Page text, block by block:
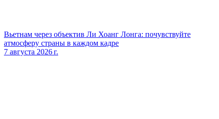
Вьетнам через объектив Ли Хоанг Лонга: почувствуйте
атмосферу страны в каждом кадре
7 августа 2026 г.